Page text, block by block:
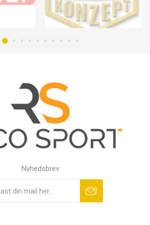
Nyhedsbrev